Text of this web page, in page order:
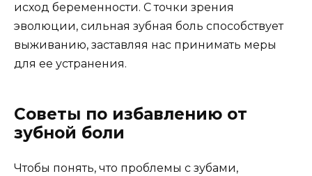
исход беременности. С точки зрения
эволюции, сильная зубная боль способствует
выживанию, заставляя нас принимать меры
для ее устранения.
Советы по избавлению от
зубной боли
Чтобы понять, что проблемы с зубами,